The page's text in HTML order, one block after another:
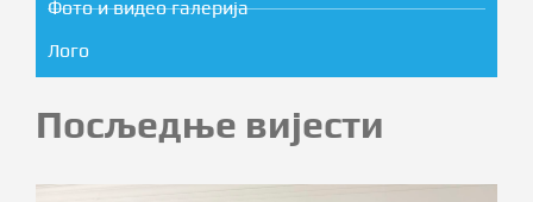
Фото и видео галерија
Лого
Посљедње вијести